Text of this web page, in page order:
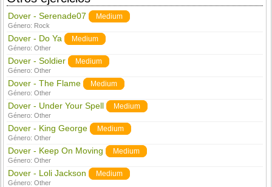
Dover - Serenade07 Medium
Género: Rock
Dover - Do Ya Medium
Género:Other
Dover - Soldier Medium
Género:Other
Dover - The Flame Medium
Género:Other
Dover - Under Your Spell Medium
Género:Other
Dover - King George Medium
Género:Other
Dover - Keep On Moving Medium
Género:Other
Dover - Loli Jackson Medium
Género:Other